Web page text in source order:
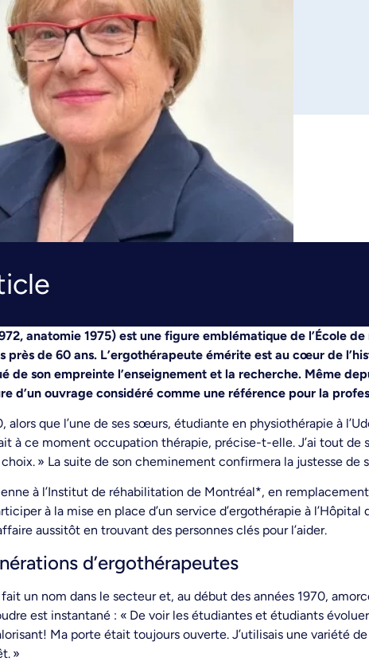
anatomie 1975) est une figure emblématique de l’École
près de 60 ans. L’ergothérapeute émérite est au cœur de
de son empreinte l’enseignement et la recherche. Même
d’un ouvrage considéré comme une référence pour la
que l’une de ses sœurs, étudiante en physiothérapie à
à ce moment occupation thérapie, précise-t-elle. J’ai tout de
» La suite de son cheminement confirmera la justesse de
à l’Institut de réhabilitation de Montréal*, en
à la mise en place d’un service d’ergothérapie à
aussitôt en trouvant des personnes clés pour l’aider.
d’ergothérapeutes
un nom dans le secteur et, au début des années 1970,
est instantané : « De voir les étudiantes et étudiants
Ma porte était toujours ouverte. J’utilisais une variété
»